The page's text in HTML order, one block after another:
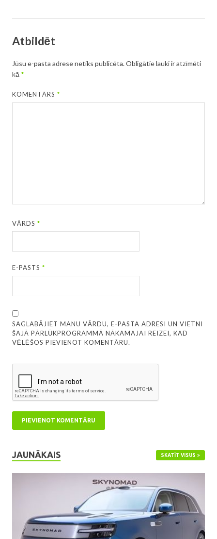
Atbildēt
Jūsu e-pasta adrese netiks publicēta.Obligātie lauki ir atzīmēti
kā *
KOMENTĀRS*
VĀRDS*
E-PASTS*
SAGLABĀJIET MANU VĀRDU, E-PASTA ADRESI UN VIETNI
ŠAJĀ PĀRLŪKPROGRAMMĀ NĀKAMAJAI REIZEI, KAD
VĒLĒŠOS PIEVIENOT KOMENTĀRU.
JAUNĀKAIS SKATĪT VISUS